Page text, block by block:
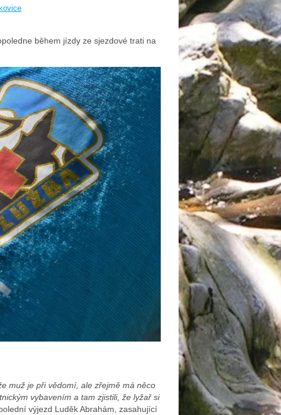
během jízdy ze sjezdové trati na
muž je při vědomí, ale zřejmě má něco
vybavením a tam zjistili, že lyžař si
výjezd Luděk Abrahám, zasahující